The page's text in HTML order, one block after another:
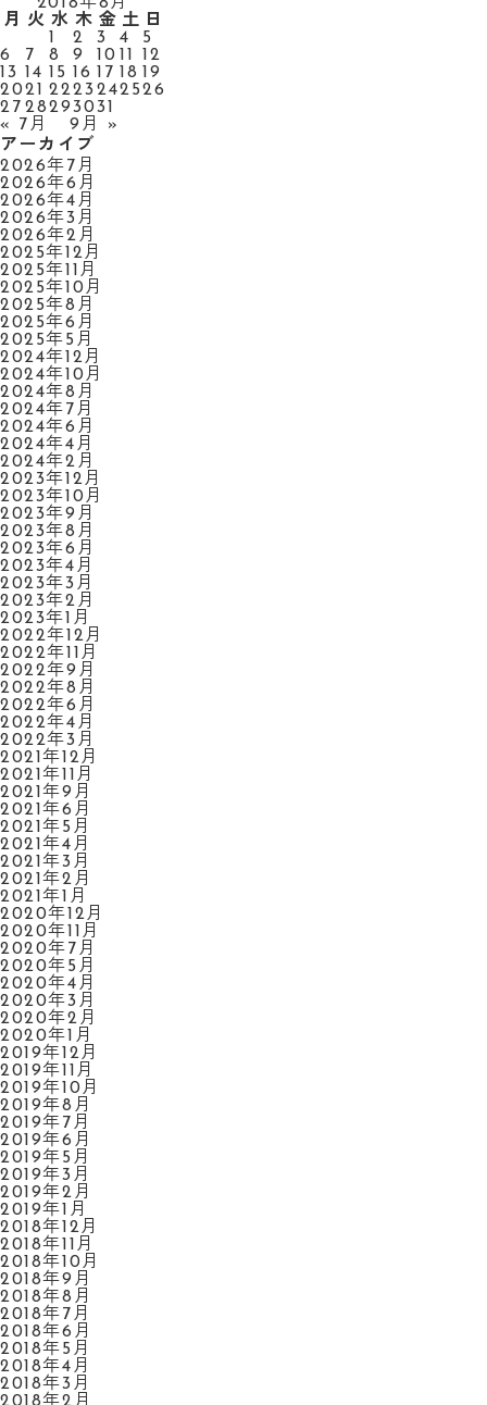
2018年8月
月
火 水 木 金 土 日
1
2 3 4
5
6
7 8 9 10 11
12
13 14 15 16 17 18 19
2021 2223242526
27 28293031
« 7月
9月 »
アーカイブ
2026年7月
2026年6月
2026年4月
2026年3月
2026年2月
2025年12月
2025年11月
2025年10月
2025年8月
2025年6月
2025年5月
2024年12月
2024年10月
2024年8月
2024年7月
2024年6月
2024年4月
2024年2月
2023年12月
2023年10月
2023年9月
2023年8月
2023年6月
2023年4月
2023年3月
2023年2月
2023年1月
2022年12月
2022年11月
2022年9月
2022年8月
2022年6月
2022年4月
2022年3月
2021年12月
2021年11月
2021年9月
2021年6月
2021年5月
2021年4月
2021年3月
2021年2月
2021年1月
2020年12月
2020年11月
2020年7月
2020年5月
2020年4月
2020年3月
2020年2月
2020年1月
2019年12月
2019年11月
2019年10月
2019年8月
2019年7月
2019年6月
2019年5月
2019年3月
2019年2月
2019年1月
2018年12月
2018年11月
2018年10月
2018年9月
2018年8月
2018年7月
2018年6月
2018年5月
2018年4月
2018年3月